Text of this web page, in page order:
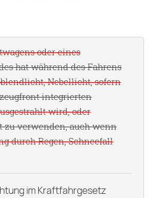
oder eines
hat während des Fahrens
Nebellicht, sofern
integrierten
wird, oder
zu verwenden, auch wenn
durch Regen, Schneefall
im Kraftfahrgesetz